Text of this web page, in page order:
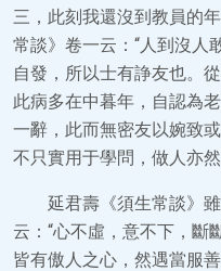
三，此刻我還沒到教員的
常談》卷一云：“人到沒人
自發，所以士有諍友也。
此病多在中暮年，自認為
一辭，此而無密友以婉致
不只實用于學問，做人亦然
延君壽《須生常談》
云：“心不虛，意不下，斷
皆有傲人之心，然遇當服